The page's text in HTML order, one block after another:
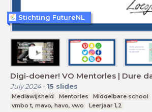
Digi-doener! VO Mentorles | Dure
July 2024- 15 slides
Mediawijsheid Mentorles
Middelbare school
vmbo t, mavo, havo, vwo
Leerjaar 1,2
Stichting FutureNL